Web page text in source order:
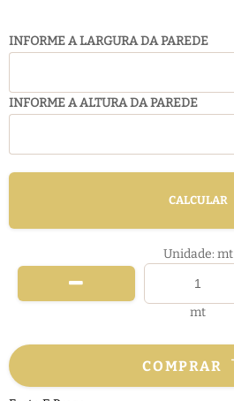
INFORME A LARGURA DA PAREDE
INFORME A ALTURA DA PAREDE
CALCULAR
Unidade: mt
mt
COMPRAR